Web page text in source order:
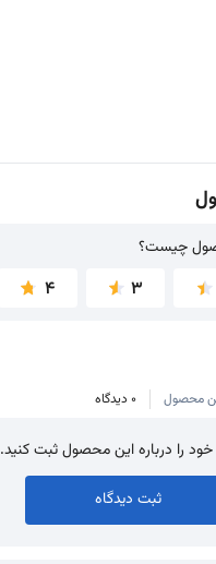
چیست؟
چیست؟
3
4
محصول 0 دیدگاه
خود را درباره این محصول ثبت کنید.
ثبت دیدگاه